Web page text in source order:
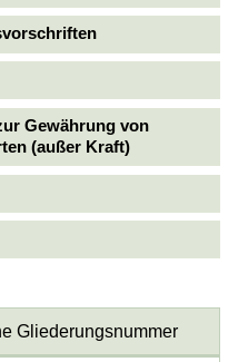
Gewährung von
(außer Kraft)
Gliederungsnummer